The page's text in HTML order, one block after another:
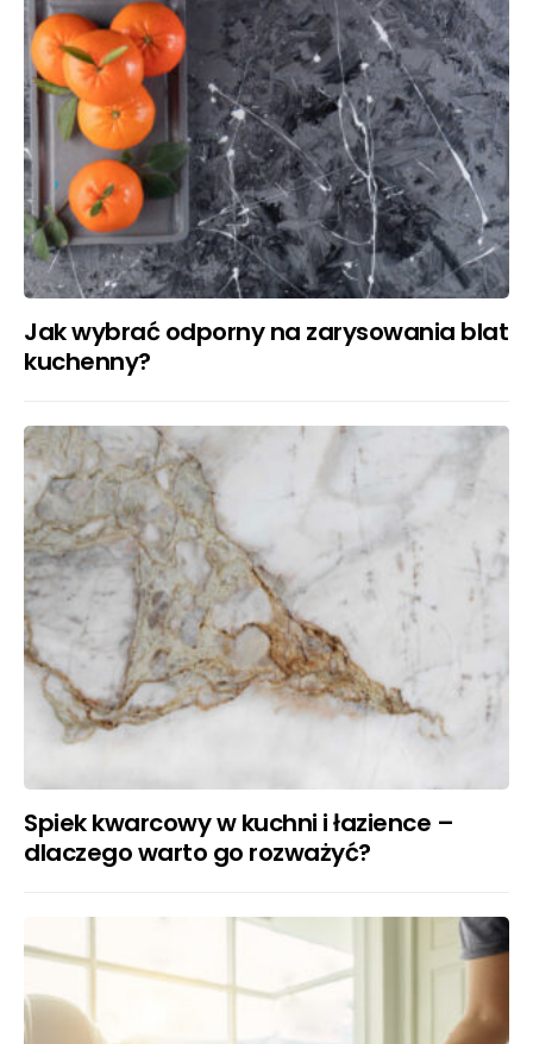
Jak wybrać odporny na zarysowania blat
kuchenny?
Spiek kwarcowy w kuchni i łazience –
dlaczego warto go rozważyć?